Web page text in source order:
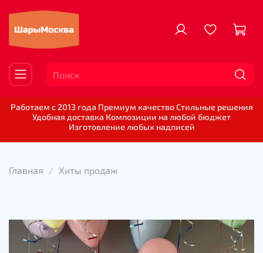
Работаем с 2013 года Премиум качество Стильные решения
Удобная доставка Композиции на любой бюджет
Изготовление любых надписей
Главная Хиты продаж